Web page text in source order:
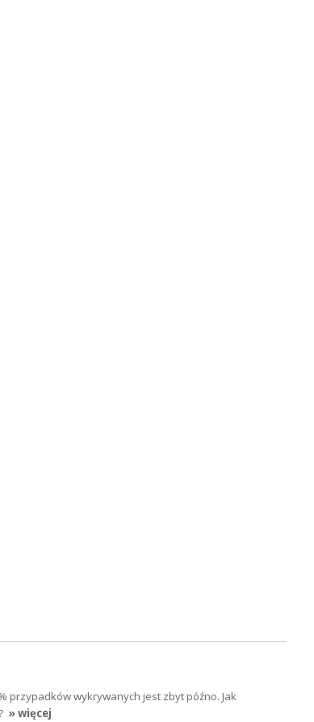
przypadków wykrywanych jest zbyt późno. Jak
» więcej